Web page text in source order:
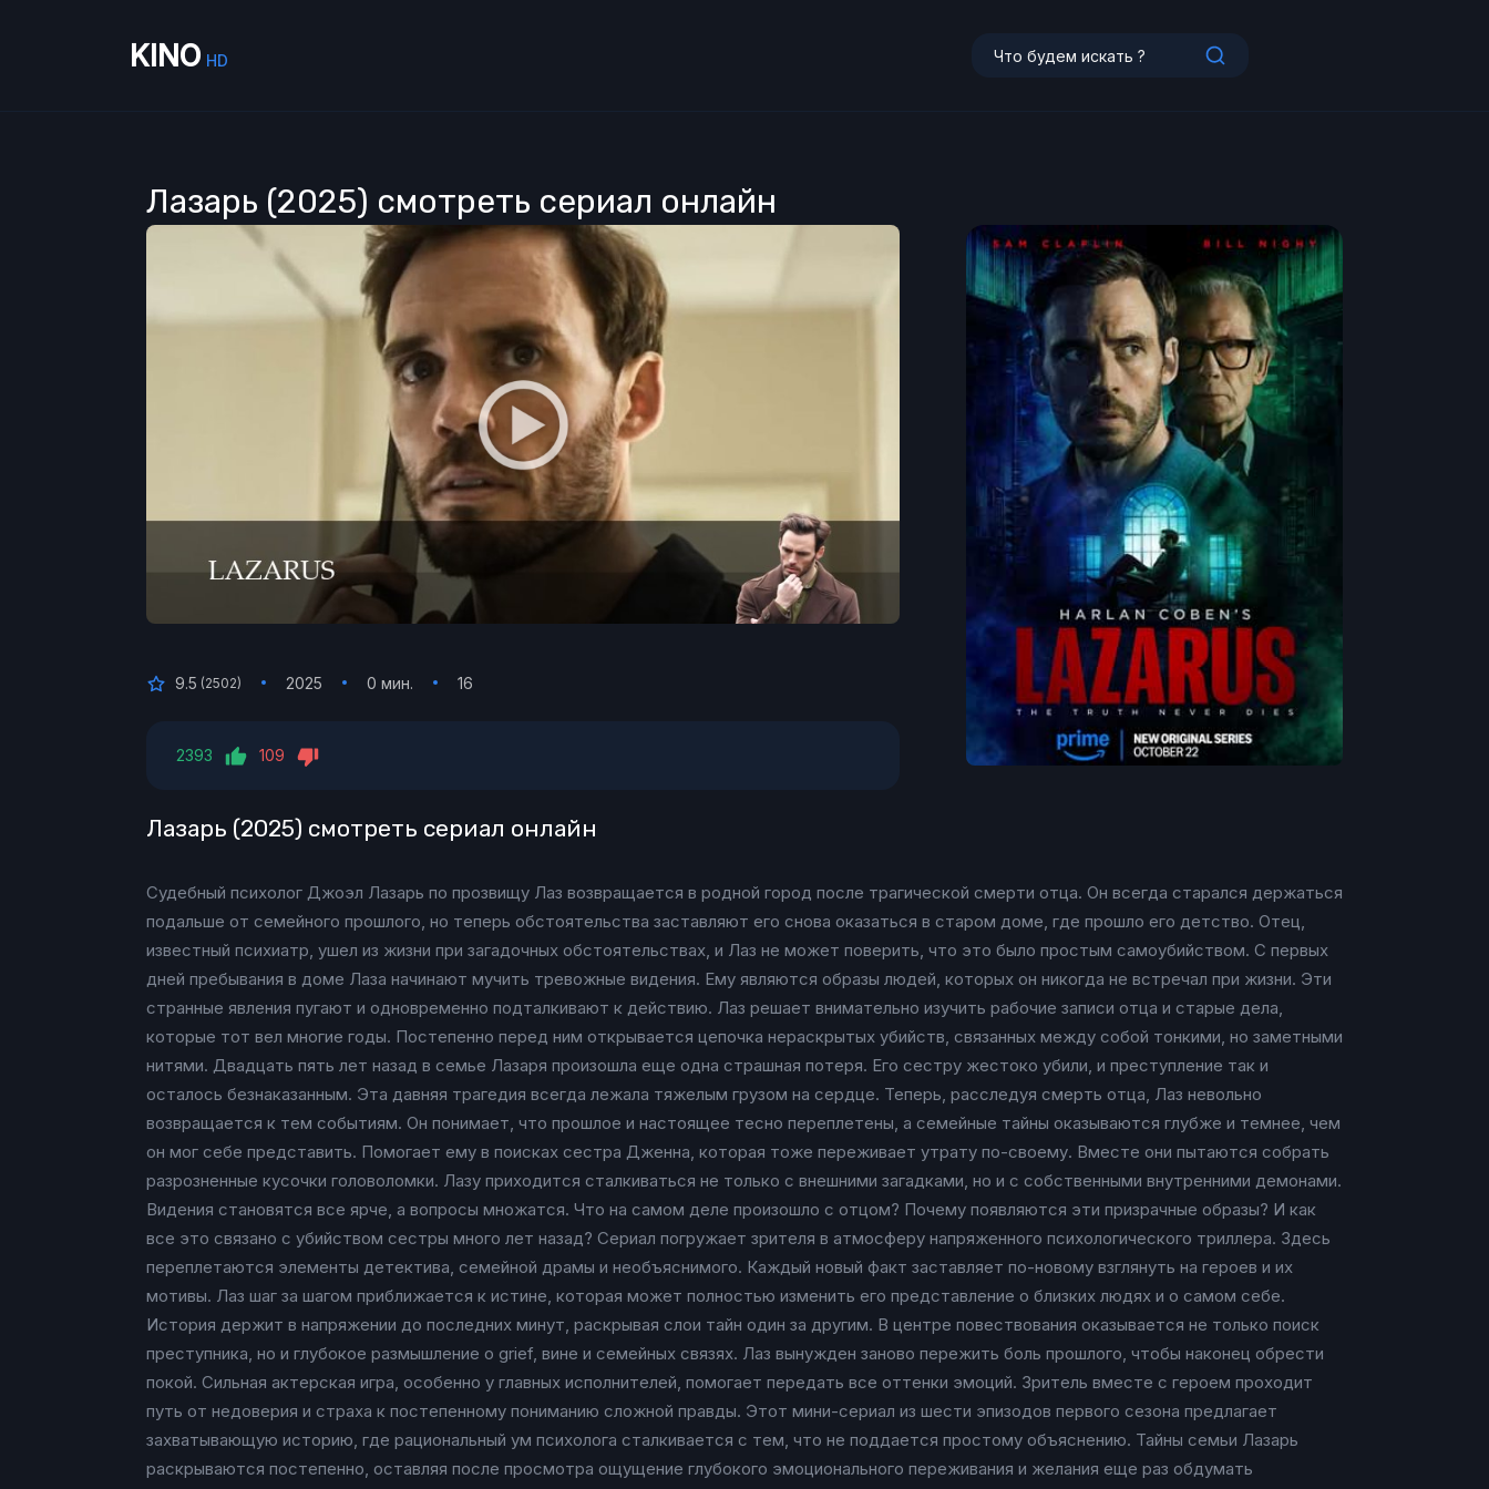
KINO HD
Лазарь (2025) смотреть сериал онлайн
9.5 (2502) 2025 0 мин. 16
2393 109
Лазарь (2025) смотреть сериал онлайн
Судебный психолог Джоэл Лазарь по прозвищу Лаз возвращается в родной город после трагической смерти отца. Он всегда старался держаться
подальше от семейного прошлого, но теперь обстоятельства заставляют его снова оказаться в старом доме, где прошло его детство. Отец,
известный психиатр, ушел из жизни при загадочных обстоятельствах, и Лаз не может поверить, что это было простым самоубийством. С первых
дней пребывания в доме Лаза начинают мучить тревожные видения. Ему являются образы людей, которых он никогда не встречал при жизни. Эти
странные явления пугают и одновременно подталкивают к действию. Лаз решает внимательно изучить рабочие записи отца и старые дела,
которые тот вел многие годы. Постепенно перед ним открывается цепочка нераскрытых убийств, связанных между собой тонкими, но заметными
нитями. Двадцать пять лет назад в семье Лазаря произошла еще одна страшная потеря. Его сестру жестоко убили, и преступление так и
осталось безнаказанным. Эта давняя трагедия всегда лежала тяжелым грузом на сердце. Теперь, расследуя смерть отца, Лаз невольно
возвращается к тем событиям. Он понимает, что прошлое и настоящее тесно переплетены, а семейные тайны оказываются глубже и темнее, чем
он мог себе представить. Помогает ему в поисках сестра Дженна, которая тоже переживает утрату по-своему. Вместе они пытаются собрать
разрозненные кусочки головоломки. Лазу приходится сталкиваться не только с внешними загадками, но и с собственными внутренними демонами.
Видения становятся все ярче, а вопросы множатся. Что на самом деле произошло с отцом? Почему появляются эти призрачные образы? И как
все это связано с убийством сестры много лет назад? Сериал погружает зрителя в атмосферу напряженного психологического триллера. Здесь
переплетаются элементы детектива, семейной драмы и необъяснимого. Каждый новый факт заставляет по-новому взглянуть на героев и их
мотивы. Лаз шаг за шагом приближается к истине, которая может полностью изменить его представление о близких людях и о самом себе.
История держит в напряжении до последних минут, раскрывая слои тайн один за другим. В центре повествования оказывается не только поиск
преступника, но и глубокое размышление о grief, вине и семейных связях. Лаз вынужден заново пережить боль прошлого, чтобы наконец обрести
покой. Сильная актерская игра, особенно у главных исполнителей, помогает передать все оттенки эмоций. Зритель вместе с героем проходит
путь от недоверия и страха к постепенному пониманию сложной правды. Этот мини-сериал из шести эпизодов первого сезона предлагает
захватывающую историю, где рациональный ум психолога сталкивается с тем, что не поддается простому объяснению. Тайны семьи Лазарь
раскрываются постепенно, оставляя после просмотра ощущение глубокого эмоционального переживания и желания еще раз обдумать